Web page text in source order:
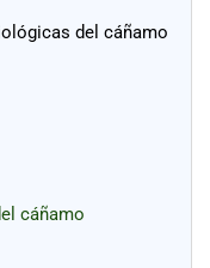
del cáñamo
cáñamo